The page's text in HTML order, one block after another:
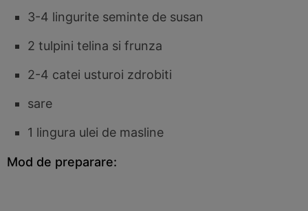
3-4 lingurite seminte de susan
2 tulpini telina si frunza
2-4 catei usturoi zdrobiti
sare
1 lingura ulei de masline
Mod de preparare: